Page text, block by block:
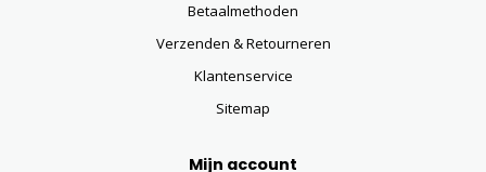
Betaalmethoden
Verzenden & Retourneren
Klantenservice
Sitemap
Mijn account